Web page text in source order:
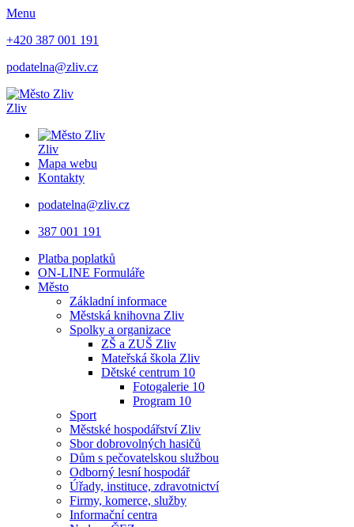
Menu
+420 387 001 191
podatelna@zliv.cz
Zliv
Zliv
Mapa webu
Kontakty
podatelna@zliv.cz
387 001 191
Platba poplatků
ON-LINE Formuláře
Město
Základní informace
Městská knihovna Zliv
Spolky a organizace
ZŠ a ZUŠ Zliv
Mateřská škola Zliv
Dětské centrum 10
Fotogalerie 10
Program 10
Sport
Městské hospodářství Zliv
Sbor dobrovolných hasičů
Dům s pečovatelskou službou
Odborný lesní hospodář
Úřady, instituce, zdravotnictví
Firmy, komerce, služby
Informační centra